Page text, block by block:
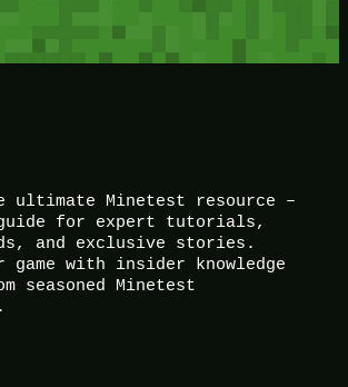
ultimate Minetest resource –
for expert tutorials,
and exclusive stories.
game with insider knowledge
seasoned Minetest